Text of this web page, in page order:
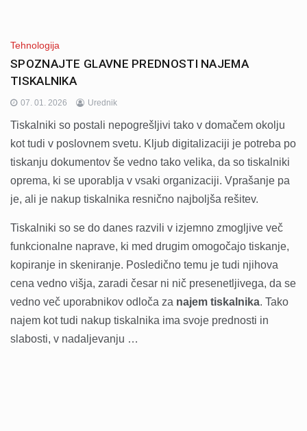
Tehnologija
SPOZNAJTE GLAVNE PREDNOSTI NAJEMA
TISKALNIKA
07. 01. 2026 Urednik
Tiskalniki so postali nepogrešljivi tako v domačem okolju
kot tudi v poslovnem svetu. Kljub digitalizaciji je potreba po
tiskanju dokumentov še vedno tako velika, da so tiskalniki
oprema, ki se uporablja v vsaki organizaciji. Vprašanje pa
je, ali je nakup tiskalnika resnično najboljša rešitev.
Tiskalniki so se do danes razvili v izjemno zmogljive več
funkcionalne naprave, ki med drugim omogočajo tiskanje,
kopiranje in skeniranje. Posledično temu je tudi njihova
cena vedno višja, zaradi česar ni nič presenetljivega, da se
vedno več uporabnikov odloča za najem tiskalnika. Tako
najem kot tudi nakup tiskalnika ima svoje prednosti in
slabosti, v nadaljevanju …